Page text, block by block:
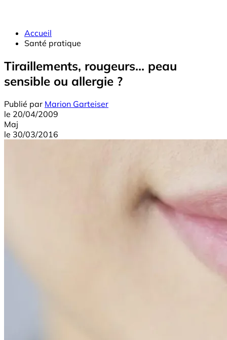
Accueil
Santé pratique
Tiraillements, rougeurs... peau
sensible ou allergie ?
Publié par Marion Garteiser
le 20/04/2009
Maj
le 30/03/2016